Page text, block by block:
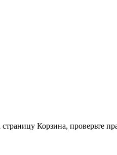
Корзина, проверьте